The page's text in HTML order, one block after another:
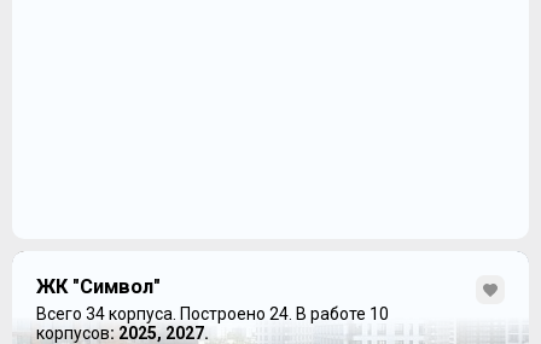
ЖК "Символ"
Всего 34 корпуса. Построено 24. В работе 10
корпусов: 2025, 2027.